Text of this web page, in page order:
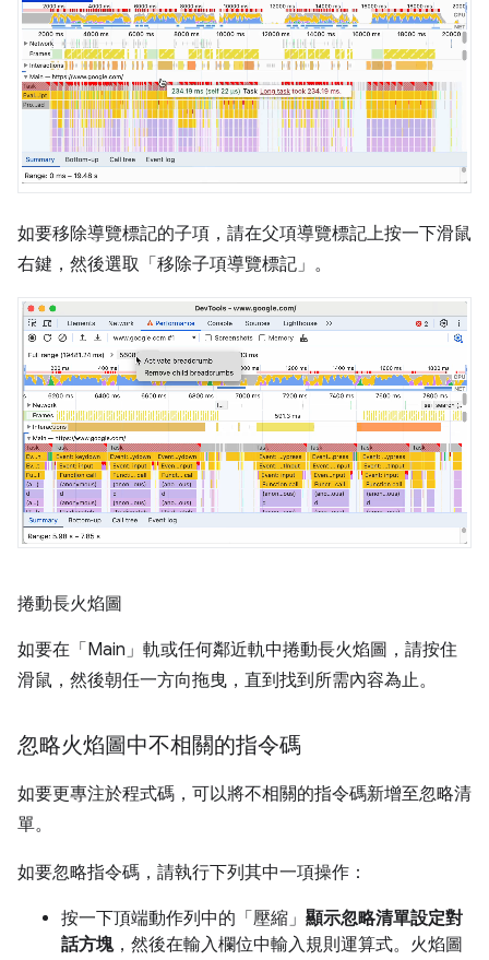
如要移除導覽標記的子項，請在父項導覽標記上按一下滑鼠
右鍵，然後選取「移除子項導覽標記」 。
捲動長火焰圖
如要在「Main」 軌或任何鄰近軌中捲動長火焰圖，請按住
滑鼠，然後朝任一方向拖曳，直到找到所需內容為止。
忽略火焰圖中不相關的指令碼
如要更專注於程式碼，可以將不相關的指令碼新增至忽略清
單。
如要忽略指令碼，請執行下列其中一項操作：
按一下頂端動作列中的「壓縮」 顯示忽略清單設定對
話方塊，然後在輸入欄位中輸入規則運算式。火焰圖